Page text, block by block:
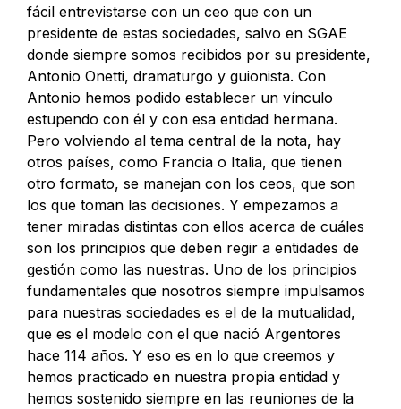
fácil entrevistarse con un ceo que con un
presidente de estas sociedades, salvo en SGAE
donde siempre somos recibidos por su presidente,
Antonio Onetti, dramaturgo y guionista. Con
Antonio hemos podido establecer un vínculo
estupendo con él y con esa entidad hermana.
Pero volviendo al tema central de la nota, hay
otros países, como Francia o Italia, que tienen
otro formato, se manejan con los ceos, que son
los que toman las decisiones. Y empezamos a
tener miradas distintas con ellos acerca de cuáles
son los principios que deben regir a entidades de
gestión como las nuestras. Uno de los principios
fundamentales que nosotros siempre impulsamos
para nuestras sociedades es el de la mutualidad,
que es el modelo con el que nació Argentores
hace 114 años. Y eso es en lo que creemos y
hemos practicado en nuestra propia entidad y
hemos sostenido siempre en las reuniones de la